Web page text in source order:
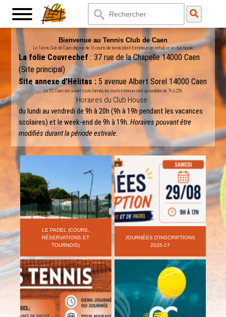
Bienvenue au Tennis Club de Caen
Le Tennis Club de Caen dispose de 16 courts de tennis (dont 8 intérieurs en terbal) et un club house.
La folie Couvrechef : 37 rue de la Chapelle 14000 Caen
(Site principal)
Site annexe d’Hélitas : 5 avenue Albert Sorel 14000 Caen
Le TC Caen est ouvert toute l’année, les courts intérieurs sont accessibles de 7h à 23h.
Horaires du Club House :
du lundi au vendredi de 9h à 20h (9h à 19h pendant les vacances
scolaires) et le week-end de 9h à 19h.Horaires pouvant être
modifiés durant la période estivale.
LE PADEL (COURS,
RÉSERVATIONS ET
TOURNOIS)
JOURNÉES D’INSCRIPTIONS
2026-27